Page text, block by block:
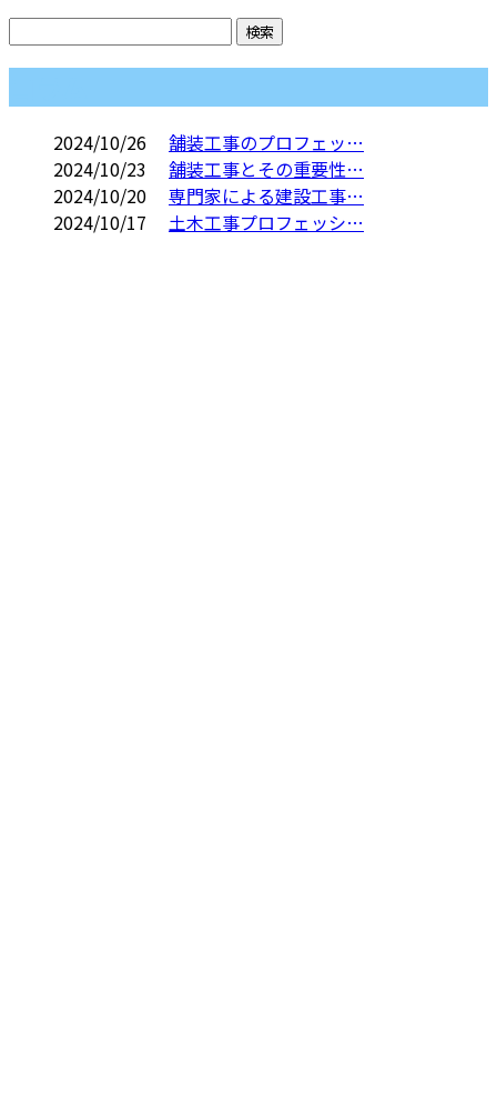
2024/10/26
舗装工事のプロフェッ…
2024/10/23
舗装工事とその重要性…
2024/10/20
専門家による建設工事…
2024/10/17
土木工事プロフェッシ…